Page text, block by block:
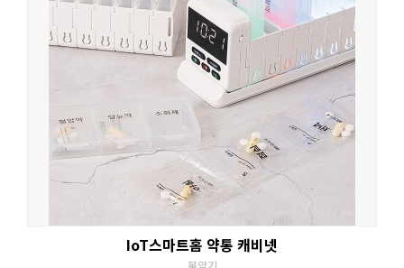
IoT스마트홈 약통 캐비넷
복약기